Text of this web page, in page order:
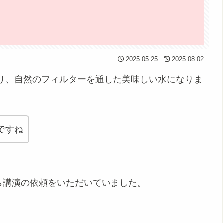
2025.05.25 2025.08.02
自然のフィルターを通した美味しい水になりま
すね
演の依頼をいただいていました。